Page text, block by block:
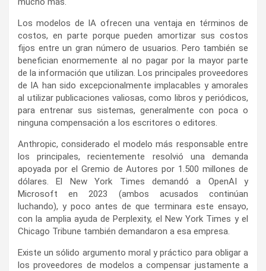
Los modelos de IA ofrecen una ventaja en términos de
costos, en parte porque pueden amortizar sus costos
fijos entre un gran número de usuarios. Pero también se
benefician enormemente al no pagar por la mayor parte
de la información que utilizan. Los principales proveedores
de IA han sido excepcionalmente implacables y amorales
al utilizar publicaciones valiosas, como libros y periódicos,
para entrenar sus sistemas, generalmente con poca o
ninguna compensación a los escritores o editores.
Anthropic, considerado el modelo más responsable entre
los principales, recientemente resolvió una demanda
apoyada por el Gremio de Autores por 1.500 millones de
dólares. El New York Times demandó a OpenAI y
Microsoft en 2023 (ambos acusados ​​continúan
luchando), y poco antes de que terminara este ensayo,
con la amplia ayuda de Perplexity, el New York Times y el
Chicago Tribune también demandaron a esa empresa.
Existe un sólido argumento moral y práctico para obligar a
los proveedores de modelos a compensar justamente a